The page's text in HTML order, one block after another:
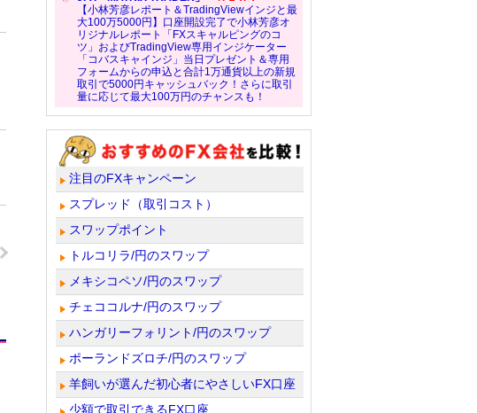
【小林芳彦レポート＆TradingViewインジと最
大100万5000円】口座開設完了で小林芳彦オ
リジナルレポート「FXスキャルピングのコ
ツ」およびTradingView専用インジケーター
「コバスキャインジ」当日プレゼント＆専用
フォームからの申込と合計1万通貨以上の新規
取引で5000円キャッシュバック！さらに取引
量に応じて最大100万円のチャンスも！
注目のFXキャンペーン
スプレッド（取引コスト）
スワップポイント
トルコリラ/円のスワップ
メキシコペソ/円のスワップ
チェココルナ/円のスワップ
ハンガリーフォリント/円のスワップ
ポーランドズロチ/円のスワップ
羊飼いが選んだ初心者にやさしいFX口座
少額で取引できるFX口座